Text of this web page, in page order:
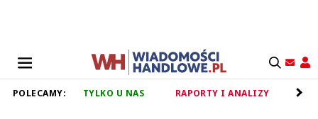
POLECAMY: TYLKO U NAS RAPORTY I ANALIZY